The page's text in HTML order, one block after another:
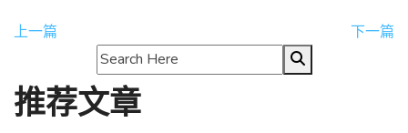
上一篇 下一篇
推荐文章